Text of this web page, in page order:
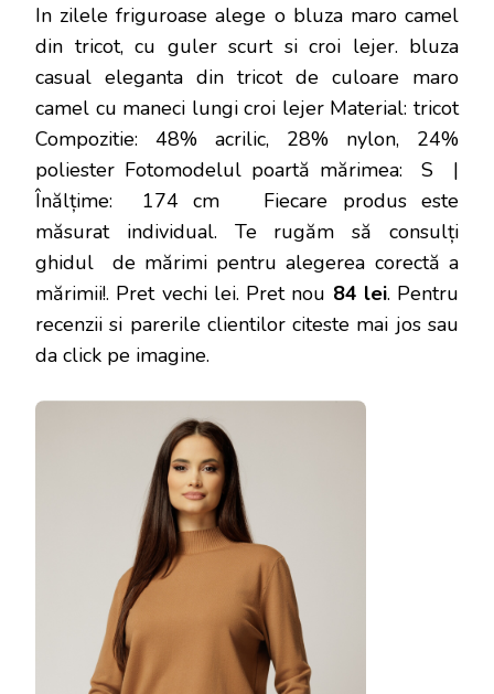
In zilele friguroase alege o bluza maro camel
din tricot, cu guler scurt si croi lejer. bluza
casual eleganta din tricot de culoare maro
camel cu maneci lungi croi lejer Material: tricot
Compozitie: 48% acrilic, 28% nylon, 24%
poliester Fotomodelul poartă mărimea: S |
Înălțime: 174 cm Fiecare produs este
măsurat individual. Te rugăm să consulți
ghidul de mărimi pentru alegerea corectă a
mărimii!. Pret vechi lei. Pret nou 84 lei. Pentru
recenzii si parerile clientilor citeste mai jos sau
da click pe imagine.